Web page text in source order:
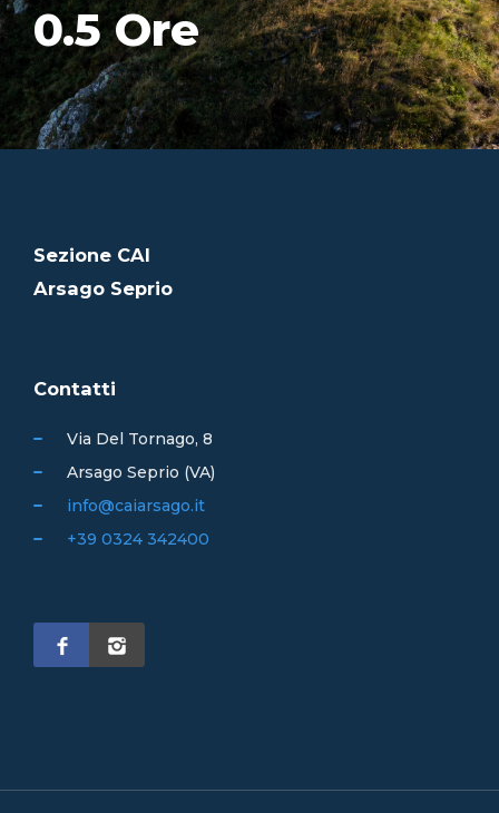
0.5 Ore
Sezione CAI
Arsago Seprio
Contatti
Via Del Tornago, 8
Arsago Seprio (VA)
info@caiarsago.it
+39 0324 342400